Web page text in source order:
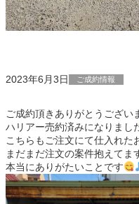
2023年6月3日 ご成約情報
ご成約頂きありがとうござい
ハリアー売約済みになりまし
こちらもご注文にて仕入れた
まだまだ注文の案件抱えてま
本当にありがたいことです